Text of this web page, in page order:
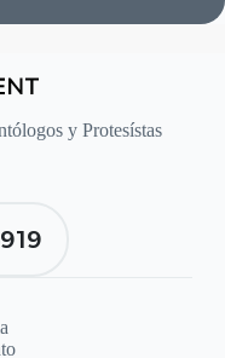
y Protesístas